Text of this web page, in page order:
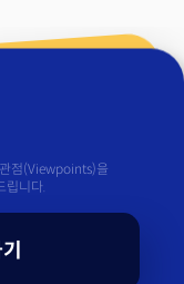
점(Viewpoints)을
립니다.